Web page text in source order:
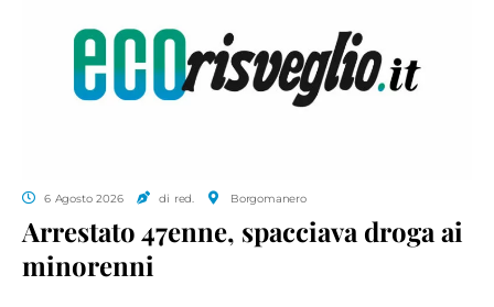
6 Agosto 2026 di red. Borgomanero
Arrestato 47enne, spacciava droga ai
minorenni